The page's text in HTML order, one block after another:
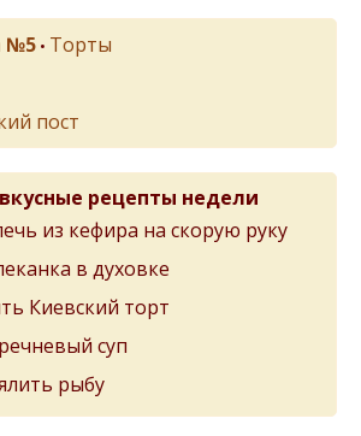
№5 • Торты
пост
рецепты недели
из кефира на скорую руку
в духовке
Киевский торт
суп
рыбу